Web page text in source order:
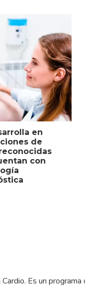
en
de
con
Es un